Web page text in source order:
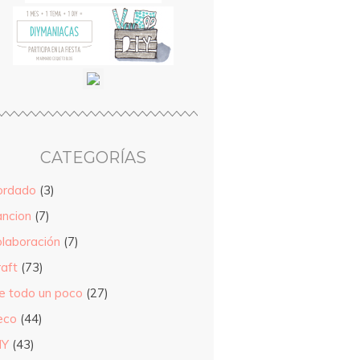
CATEGORÍAS
(3)
(7)
(7)
(73)
todo un poco (27)
(44)
(43)